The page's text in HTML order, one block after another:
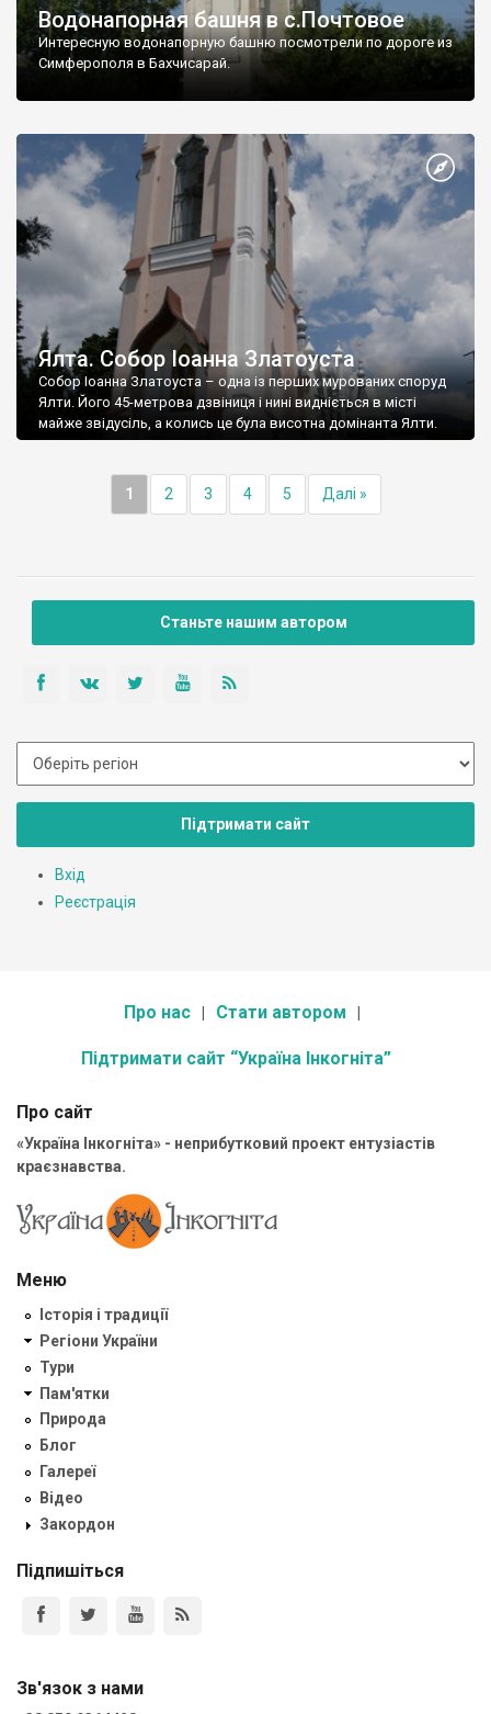
Водонапорная башня в с.Почтовое
Интересную водонапорную башню посмотрели по дороге из
Симферополя в Бахчисарай.
Ялта. Собор Іоанна Златоуста
Собор Іоанна Златоуста – одна із перших мурованих споруд
Ялти. Його 45-метрова дзвіниця і нині видніється в місті
майже звідусіль, а колись це була висотна домінанта Ялти.
1 2 3 4 5 Далі »
Станьте нашим автором
Підтримати сайт
Вхід
Реєстрація
Про нас Стати автором
Підтримати сайт “Україна Інкогніта”
Про сайт
«Україна Інкогніта» - неприбутковий проект ентузіастів
краєзнавства.
Меню
Історія і традиції
Регіони України
Тури
Пам'ятки
Природа
Блог
Галереї
Відео
Закордон
Підпишіться
Зв'язок з нами